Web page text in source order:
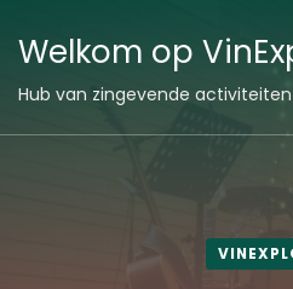
Welkom op
Hub van zingevende activiteiten